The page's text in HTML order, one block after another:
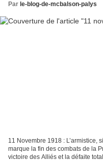
Par le-blog-de-mcbalson-palys
11 Novembre 1918 : L’armistice,
marque la fin des combats de la
victoire des Alliés et la défaite